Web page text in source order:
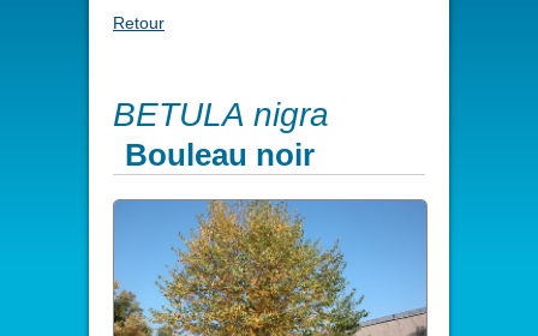
Retour
BETULA nigra
Bouleau noir